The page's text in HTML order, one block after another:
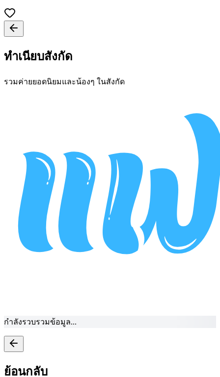
ทำเนียบสังกัด
รวมค่ายยอดนิยมและน้องๆ ในสังกัด
กำลังรวบรวมข้อมูล...
ย้อนกลับ